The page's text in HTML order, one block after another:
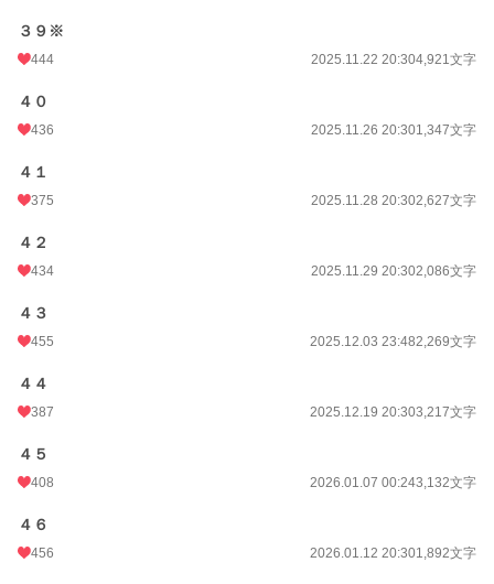
３９※
444 2025.11.22 20:304,921文字
４０
436 2025.11.26 20:301,347文字
４１
375 2025.11.28 20:302,627文字
４２
434 2025.11.29 20:302,086文字
４３
455 2025.12.03 23:482,269文字
４４
387 2025.12.19 20:303,217文字
４５
408 2026.01.07 00:243,132文字
４６
456 2026.01.12 20:301,892文字